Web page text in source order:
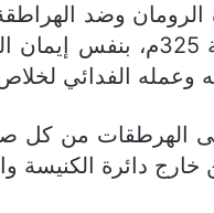
للميلاد وانعقاد
الفدائي لخلاص
الهرطقات من كل
دائرة الكنيسة